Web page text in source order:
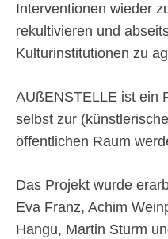
Interventionen wieder
rekultivieren und
Kulturinstitutionen zu
AUßENSTELLE ist ein
selbst zur
öffentlichen Raum
Das Projekt wurde
Eva Franz, Achim
Hangu, Martin Sturm